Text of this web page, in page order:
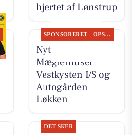
hjertet af Lønstrup
SPONSORERET OPSLAGSTAVLEN
Nyt fra
Mæglerhuset
Vestkysten I/S og
Autogården
Løkken
DET SKER